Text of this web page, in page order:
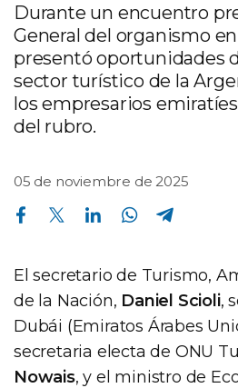
Durante un encuentro
General del organismo
presentó oportunidades
sector turístico de la
los empresarios
del rubro.
05 de noviembre de 2025
Compartir en Facebook Compartir en Twitter Compartir en Linkedin Compartir en Whatsapp
El secretario de Turismo,
de la Nación, Daniel Scioli,
Dubái (Emiratos Árabes
secretaria electa de ONU
Nowais, y el ministro de